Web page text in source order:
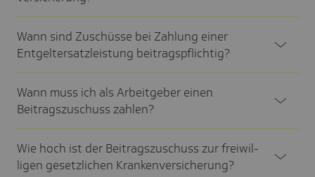
Wann sind Zuschüsse bei Zahlung einer
Entgel­ter­satz­leis­tung beitrags­pflich­tig?
Wann muss ich als Arbeit­geber einen
Beitrags­zu­schuss zahlen?
Wie hoch ist der Beitrags­zu­schuss zur frei­wil­
ligen gesetz­li­chen Kran­ken­ver­si­che­rung?